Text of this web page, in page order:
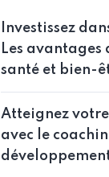
Investissez
Les avantages
santé et bien-
Atteignez
avec le